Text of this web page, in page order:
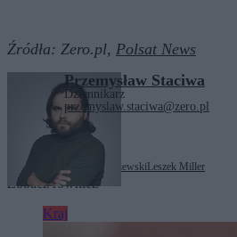
Źródła: Zero.pl, Polsat News
Przemysław Staciwa
Dziennikarz
przemyslaw.staciwa@zero.pl
Tagi: Aleksander KwaśniewskiLeszek Miller
Zobacz również
Kraj